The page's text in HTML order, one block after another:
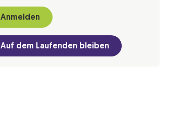
Anmelden
Auf dem Laufenden bleiben